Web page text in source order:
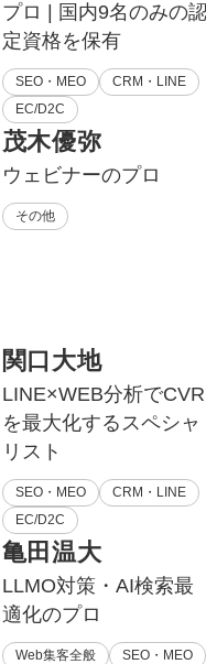
プロ | 国内9名のみの
定資格を保有
SEO・MEO
CRM・LINE
EC/D2C
茂木優弥
ウェビナーのプロ
その他
関口大地
LINE×WEB分析でCVR
を最大化するスペシャ
リスト
SEO・MEO
CRM・LINE
EC/D2C
亀田温大
LLMO対策・AI検索最
適化のプロ
Web集客全般
SEO・MEO